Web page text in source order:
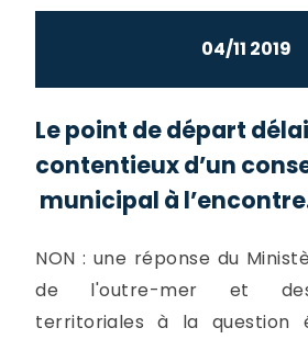
04/11 2019
Le point de départ
contentieux d’un
municipal à
NON : une réponse du
de l'outre-mer et des
territoriales à la question